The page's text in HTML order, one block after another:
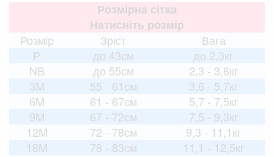
Розмірна сітка
Натисніть розмір
Розмір
Зріст
Вага
P
до 43см
до 2,3кг
NB
до 55см
2,3 - 3,6кг
3M
55 - 61см
3,6 - 5,7кг
6M
61 - 67см
5,7 - 7,5кг
9M
67 - 72см
7,5 - 9,3кг
12M
72 - 78см
9,3 - 11,1кг
18M
78 - 83см
11,1 - 12,5кг